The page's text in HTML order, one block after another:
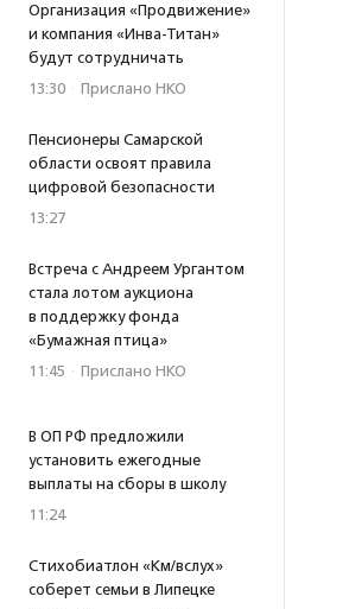
Организация «Продвижение»
и компания «Инва-Титан»
будут сотрудничать
13:30 · Прислано НКО
Пенсионеры Самарской
области освоят правила
цифровой безопасности
13:27
Встреча с Андреем Ургантом
стала лотом аукциона
в поддержку фонда
«Бумажная птица»
11:45 · Прислано НКО
В ОП РФ предложили
установить ежегодные
выплаты на сборы в школу
11:24
Стихобиатлон «Км/вслух»
соберет семьи в Липецке